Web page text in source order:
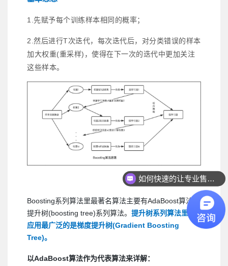
1.先赋予每个训练样本相同的概率；
2.然后进行T次迭代，每次迭代后，对分类错误的样本
加大权重(重采样)，使得在下一次的迭代中更加关注
这些样本。
Boosting系列算法里最著名算法主要有AdaBoost算法和
提升树(boosting tree)系列算法。 提升树系列算法里面
应用最广泛的是梯度提升树(Gradient Boosting
Tree)。
以AdaBoost算法作为代表算法来详解：
如何快速联系人工客服？